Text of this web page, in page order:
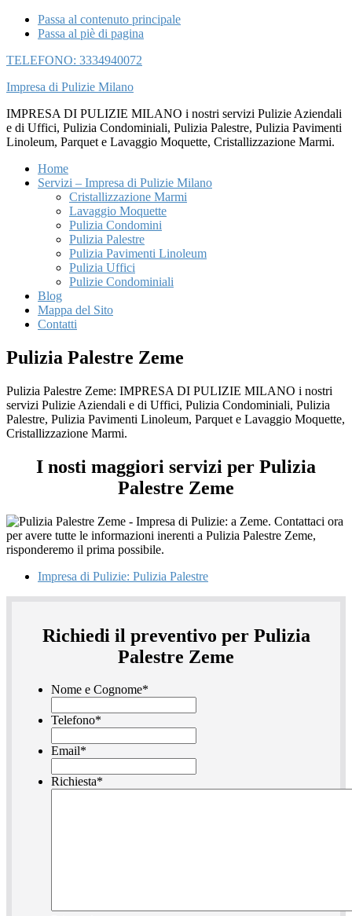
Passa al contenuto principale
Passa al piè di pagina
TELEFONO: 3334940072
Impresa di Pulizie Milano
IMPRESA DI PULIZIE MILANO i nostri servizi Pulizie Aziendali
e di Uffici, Pulizia Condominiali, Pulizia Palestre, Pulizia Pavimenti
Linoleum, Parquet e Lavaggio Moquette, Cristallizzazione Marmi.
Home
Servizi – Impresa di Pulizie Milano
Cristallizzazione Marmi
Lavaggio Moquette
Pulizia Condomini
Pulizia Palestre
Pulizia Pavimenti Linoleum
Pulizia Uffici
Pulizie Condominiali
Blog
Mappa del Sito
Contatti
Pulizia Palestre Zeme
Pulizia Palestre Zeme: IMPRESA DI PULIZIE MILANO i nostri
servizi Pulizie Aziendali e di Uffici, Pulizia Condominiali, Pulizia
Palestre, Pulizia Pavimenti Linoleum, Parquet e Lavaggio Moquette,
Cristallizzazione Marmi.
I nosti maggiori servizi per Pulizia
Palestre Zeme
Impresa di Pulizie: Pulizia Palestre
Richiedi il preventivo per Pulizia
Palestre Zeme
Nome e Cognome*
Telefono*
Email*
Richiesta*